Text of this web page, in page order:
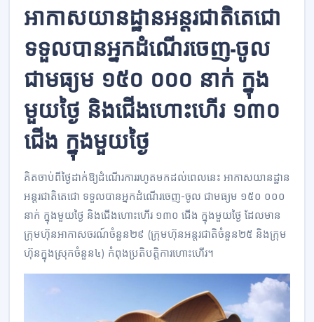
អាកាសយានដ្ឋានអន្តរជាតិតេជោ
ទទួលបានអ្នកដំណើរចេញ-ចូល
ជាមធ្យម ១៥០ ០០០ នាក់ ក្នុង
មួយថ្ងៃ និងជើងហោះហើរ ១៣០
ជើង ក្នុងមួយថ្ងៃ
គិតចាប់ពីថ្ងៃដាក់ឱ្យដំណើរការរហូតមកដល់ពេលនេះ អាកាសយានដ្ឋាន
អន្តរជាតិតេជោ ទទួលបានអ្នកដំណើរចេញ-ចូល ជាមធ្យម ១៥០ ០០០
នាក់ ក្នុងមួយថ្ងៃ និងជើងហោះហើរ ១៣០ ជើង ក្នុងមួយថ្ងៃ ដែលមាន
ក្រុមហ៊ុនអាកាសចរណ៍ចំនួន២៩ (ក្រុមហ៊ុនអន្តរជាតិចំនួន២៥ និងក្រុម
ហ៊ុនក្នុងស្រុកចំនួន៤) កំពុងប្រតិបត្តិការហោះហើរ។